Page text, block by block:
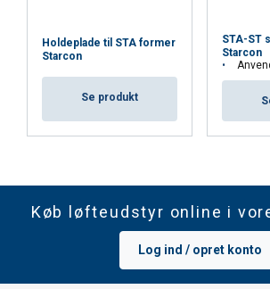
Holdeplade til STA former
Starcon
Se produkt
STA-ST
Starcon
Køb løfteudstyr online i
Log ind / opret konto